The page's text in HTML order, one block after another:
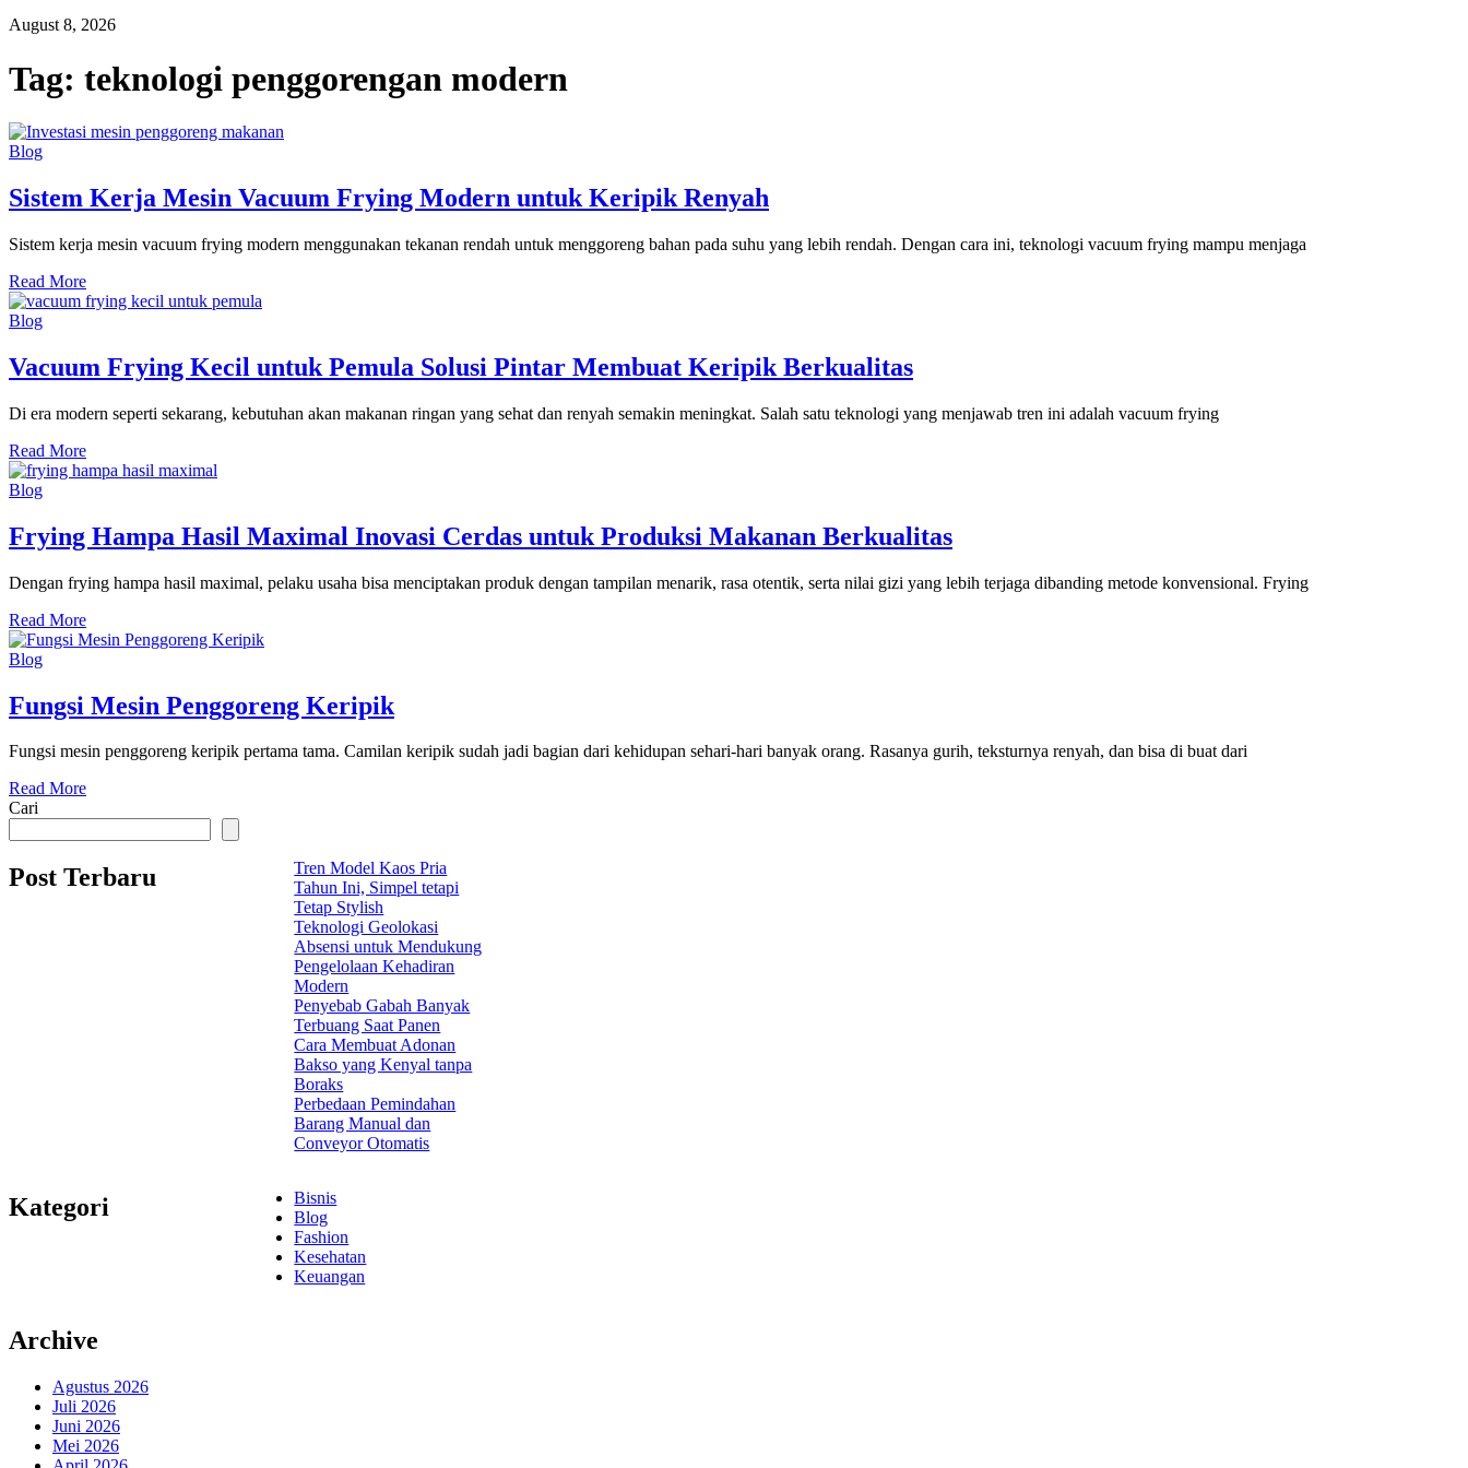
August 8, 2026
Tag: teknologi penggorengan modern
Blog
Sistem Kerja Mesin Vacuum Frying Modern untuk Keripik Renyah
Sistem kerja mesin vacuum frying modern menggunakan tekanan rendah untuk menggoreng bahan pada suhu yang lebih rendah. Dengan cara ini, teknologi vacuum frying mampu menjaga
Read More
Blog
Vacuum Frying Kecil untuk Pemula Solusi Pintar Membuat Keripik Berkualitas
Di era modern seperti sekarang, kebutuhan akan makanan ringan yang sehat dan renyah semakin meningkat. Salah satu teknologi yang menjawab tren ini adalah vacuum frying
Read More
Blog
Frying Hampa Hasil Maximal Inovasi Cerdas untuk Produksi Makanan Berkualitas
Dengan frying hampa hasil maximal, pelaku usaha bisa menciptakan produk dengan tampilan menarik, rasa otentik, serta nilai gizi yang lebih terjaga dibanding metode konvensional. Frying
Read More
Blog
Fungsi Mesin Penggoreng Keripik
Fungsi mesin penggoreng keripik pertama tama. Camilan keripik sudah jadi bagian dari kehidupan sehari-hari banyak orang. Rasanya gurih, teksturnya renyah, dan bisa di buat dari
Read More
Cari
Post Terbaru
Tren Model Kaos Pria
Tahun Ini, Simpel tetapi
Tetap Stylish
Teknologi Geolokasi
Absensi untuk Mendukung
Pengelolaan Kehadiran
Modern
Penyebab Gabah Banyak
Terbuang Saat Panen
Cara Membuat Adonan
Bakso yang Kenyal tanpa
Boraks
Perbedaan Pemindahan
Barang Manual dan
Conveyor Otomatis
Kategori
Bisnis
Blog
Fashion
Kesehatan
Keuangan
Archive
Agustus 2026
Juli 2026
Juni 2026
Mei 2026